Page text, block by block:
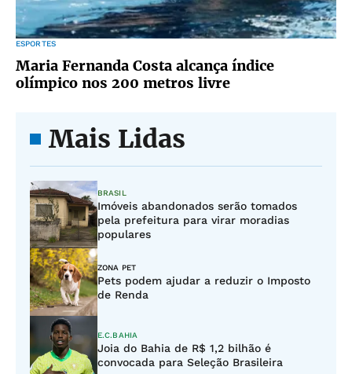
ESPORTES
Maria Fernanda Costa alcança índice
olímpico nos 200 metros livre
Mais Lidas
BRASIL
Imóveis abandonados serão tomados
pela prefeitura para virar moradias
populares
ZONA PET
Pets podem ajudar a reduzir o Imposto
de Renda
E.C.BAHIA
Joia do Bahia de R$ 1,2 bilhão é
convocada para Seleção Brasileira